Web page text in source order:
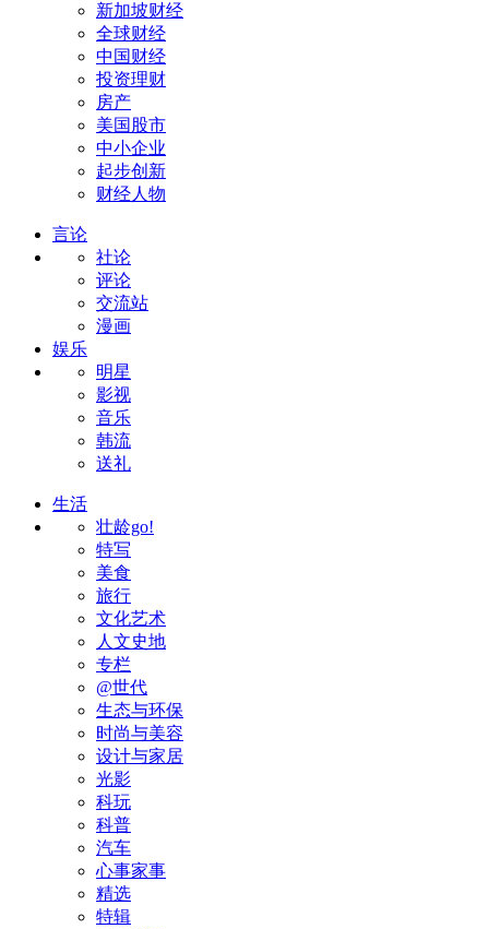
新加坡财经
全球财经
中国财经
投资理财
房产
美国股市
中小企业
起步创新
财经人物
言论
社论
评论
交流站
漫画
娱乐
明星
影视
音乐
韩流
送礼
生活
壮龄go!
特写
美食
旅行
文化艺术
人文史地
专栏
@世代
生态与环保
时尚与美容
设计与家居
光影
科玩
科普
汽车
心事家事
精选
特辑